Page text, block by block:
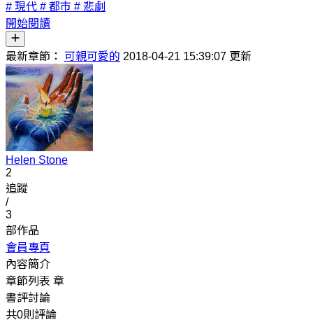
# 現代 # 都市 # 悲劇
開始閱讀
最新章節： 可親可愛的 2018-04-21 15:39:07 更新
Helen Stone
2
追蹤
/
3
部作品
會員專頁
內容簡介
章節列表 章
書評討論
共0則評論